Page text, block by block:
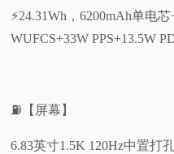
⚡24.31Wh，6200mAh单电
WUFCS+33W PPS+13.5W
⛽【屏幕】
6.83英寸1.5K 120Hz中置打